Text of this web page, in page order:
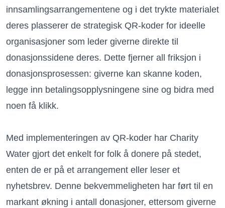
innsamlingsarrangementene og i det trykte materialet
deres plasserer de strategisk QR-koder for ideelle
organisasjoner som leder giverne direkte til
donasjonssidene deres. Dette fjerner all friksjon i
donasjonsprosessen: giverne kan skanne koden,
legge inn betalingsopplysningene sine og bidra med
noen få klikk.
Med implementeringen av QR-koder har Charity
Water gjort det enkelt for folk å donere på stedet,
enten de er på et arrangement eller leser et
nyhetsbrev. Denne bekvemmeligheten har ført til en
markant økning i antall donasjoner, ettersom giverne